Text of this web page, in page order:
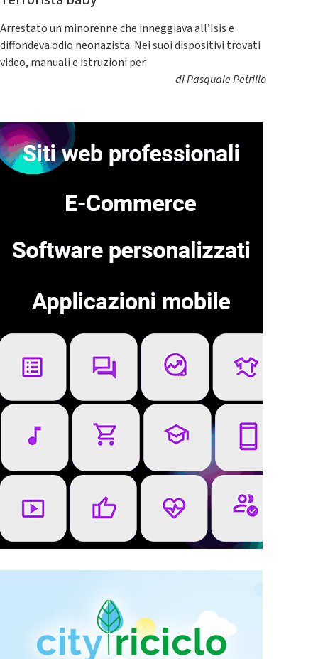
Arrestato un minorenne che inneggiava all’Isis e
diffondeva odio neonazista. Nei suoi dispositivi trovati
video, manuali e istruzioni per
diPasquale Petrillo